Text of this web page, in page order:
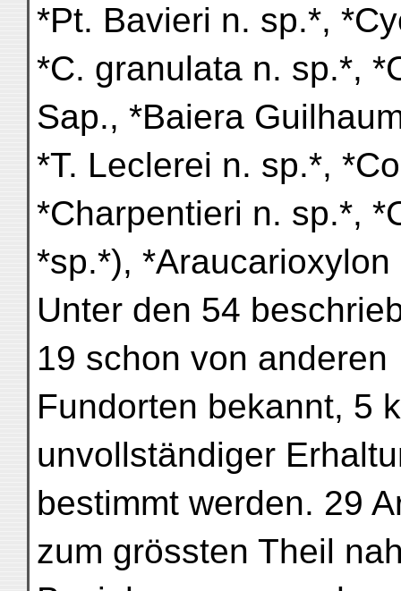
*Pt. Bavieri n. sp.*,
*C. granulata n. sp.*,
Sap., *Baiera
*T. Leclerei n. sp.*,
*Charpentieri n. sp.*,
*sp.*),
Unter den 54
19 schon von anderen
Fundorten bekannt, 5
unvollständiger
bestimmt werden. 29
zum grössten Theil